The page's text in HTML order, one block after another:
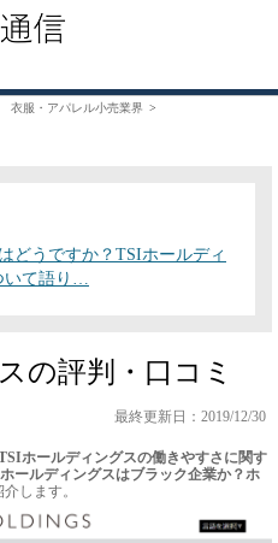
衣服・アパレル小売業界
どうですか？TSIホールディ
いて語り…
の評判・口コミ
最終更新日：2019/12/30
ホールディングスの働きやすさに関す
ールディングスはブラック企業か？ホ
します。